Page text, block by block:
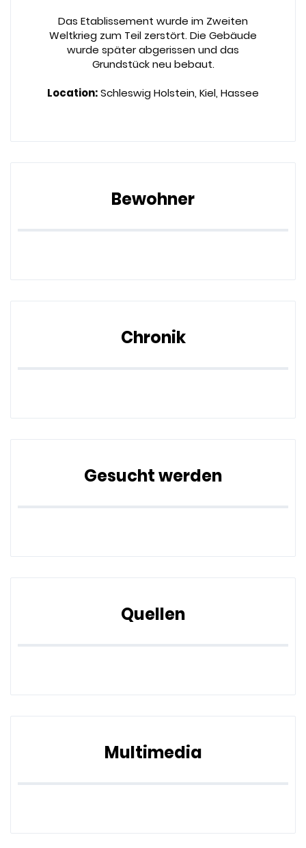
Das Etablissement wurde im Zweiten
Weltkrieg zum Teil zerstört. Die Gebäude
wurde später abgerissen und das
Grundstück neu bebaut.
Location:Schleswig Holstein, Kiel, Hassee
Bewohner
Chronik
Gesucht werden
Quellen
Multimedia